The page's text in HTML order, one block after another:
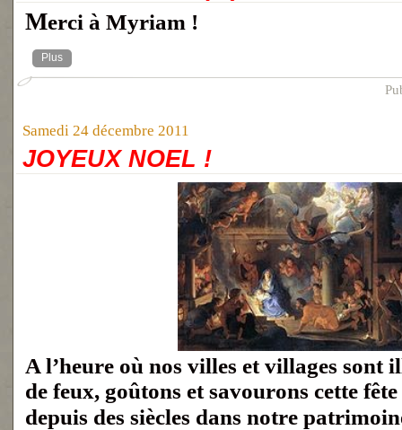
Merci à Myriam !
Plus
Samedi 24 décembre 2011
JOYEUX NOEL !
A l’heure où nos villes et villages sont
de feux, goûtons et savourons cette
depuis des siècles dans notre